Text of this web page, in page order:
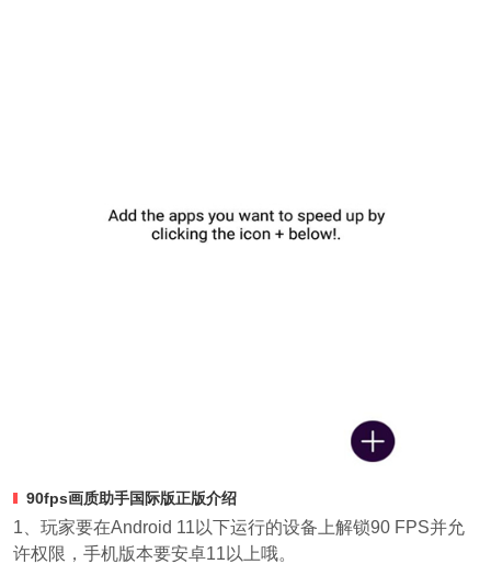
90fps画质助手国际版正版介绍
1、玩家要在Android 11以下运行的设备上解锁90 FPS并允
许权限，手机版本要安卓11以上哦。